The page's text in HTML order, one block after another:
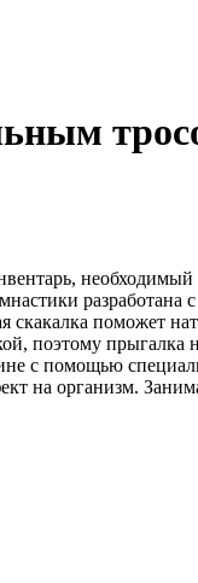
поможет
поэтому
с помощью
на организм.